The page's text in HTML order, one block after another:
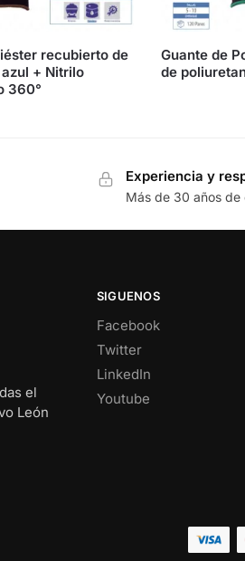
recubierto de
+ Nitrilo
360°
Guante de
de
Experiencia y
Más de 30 años de
el
León
SIGUENOS
Facebook
Twitter
LinkedIn
Youtube